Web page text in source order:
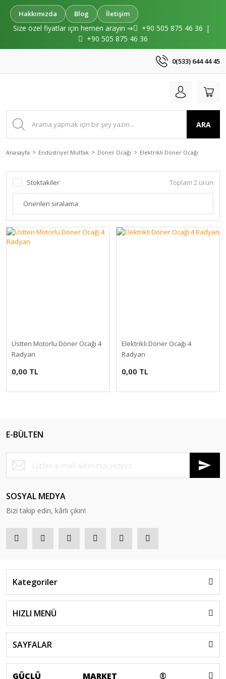
Hakkımızda Blog İletişim
Size özel fiyatlar için hemen arayın ⇒ +90 505 875 46 36 |
+90 505 875 46 36
0(533) 644 44 45
ARA
Anasayfa Endüstriyel Mutfak Döner Ocağı Elektrikli Döner Ocağı
Stoktakiler Toplam 2 ürün
Üstten Motorlu Döner Ocağı 4
Radyan
0,00 TL
Elektrikli Döner Ocağı 4
Radyan
0,00 TL
E-BÜLTEN
SOSYAL MEDYA
Bizi takip edin, kârlı çıkın!
Kategoriler
HIZLI MENÜ
SAYFALAR
GÜÇLÜ MARKET ®